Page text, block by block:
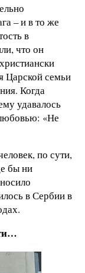
– и в то же
в
что он
Царской семьи
Когда
удавалось
«Не
по сути,
бы ни
в Сербии в